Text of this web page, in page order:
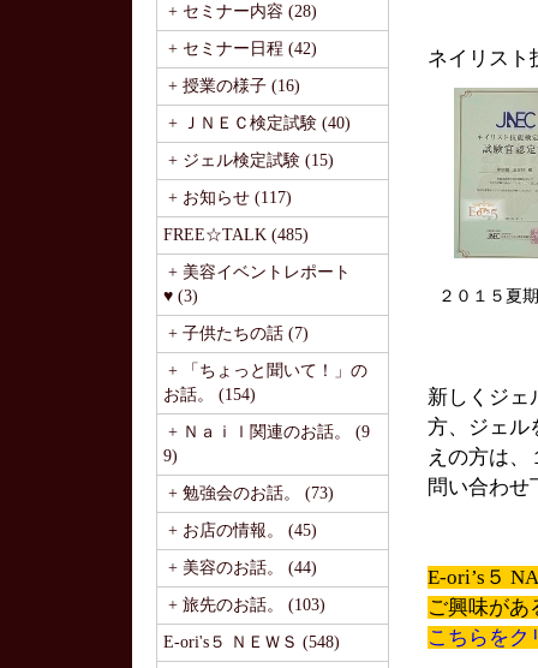
+ セミナー内容 (28)
+ セミナー日程 (42)
+ 授業の様子 (16)
+ ＪＮＥＣ検定試験 (40)
+ ジェル検定試験 (15)
+ お知らせ (117)
FREE☆TALK (485)
+ 美容イベントレポート
♥ (3)
+ 子供たちの話 (7)
+ 「ちょっと聞いて！」の
お話。 (154)
+ Ｎａｉｌ関連のお話。 (9
9)
+ 勉強会のお話。 (73)
+ お店の情報。 (45)
+ 美容のお話。 (44)
+ 旅先のお話。 (103)
E-ori's５ ＮＥＷＳ (548)
ネイリスト
２０１５夏
新しくジェ
方、ジェル
えの方は
問い合わせ
E-ori’s５
ご興味があ
こちらをク